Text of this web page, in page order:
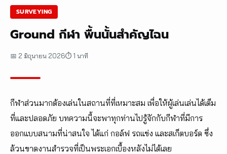
SURVEYING
Ground กีฬา พื้นนั้นสำคัญไฉน
📅 2 มิถุนายน 2026⏱ 1 นาที
กีฬาส่วนมากต้องเล่นในสถานที่ที่เหมาะสม เพื่อให้ผู้เล่นเล่นได้เต็ม
ที่และปลอดภัย บทความนี้จะพาทุกท่านไปรู้จักกับกีฬาที่มีการ
ออกแบบสนามที่น่าสนใจ ได้แก่ กอล์ฟ รถแข่ง และสเก็ตบอร์ด ซึ่ง
ล้วนขาดงานสำรวจที่เป็นพระเอกเบื้องหลังไม่ได้เลย